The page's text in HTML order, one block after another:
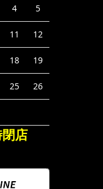
4 5
11 12
18 19
25 26
店